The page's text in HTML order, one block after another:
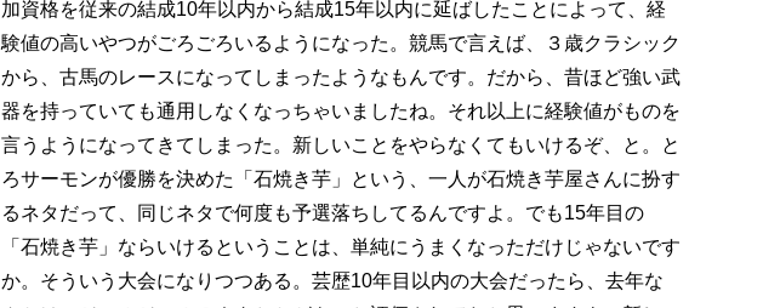
加資格を従来の結成10年以内から結成15年以内に延ばしたことによって、経
験値の高いやつがごろごろいるようになった。競馬で言えば、３歳クラシック
から、古馬のレースになってしまったようなもんです。だから、昔ほど強い武
器を持っていても通用しなくなっちゃいましたね。それ以上に経験値がものを
言うようになってきてしまった。新しいことをやらなくてもいけるぞ、と。と
ろサーモンが優勝を決めた「石焼き芋」という、一人が石焼き芋屋さんに扮す
るネタだって、同じネタで何度も予選落ちしてるんですよ。でも15年目の
「石焼き芋」ならいけるということは、単純にうまくなっただけじゃないです
か。そういう大会になりつつある。芸歴10年目以内の大会だったら、去年な